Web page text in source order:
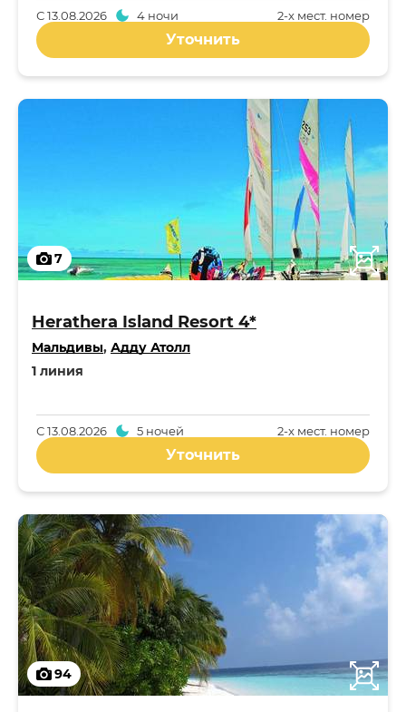
2-x мест. номер
С13.08.2026 4 ночи
Уточнить
7
Herathera Island Resort 4*
Мальдивы, Адду Атолл
1 линия
2-x мест. номер
С13.08.2026 5 ночей
Уточнить
94